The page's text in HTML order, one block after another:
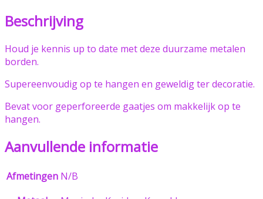
Beschrijving
Houd je kennis up to date met deze duurzame metalen
borden.
Supereenvoudig op te hangen en geweldig ter decoratie.
Bevat voor geperforeerde gaatjes om makkelijk op te
hangen.
Aanvullende informatie
Afmetingen N/B